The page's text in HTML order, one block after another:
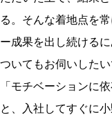
る。そんな着地点を
ー成果を出し続ける
ついてもお伺いしたい
「モチベーションに
と、入社してすぐに